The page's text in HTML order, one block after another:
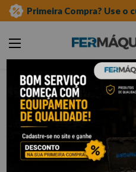
Primeira Compra? Use o
ferramentas